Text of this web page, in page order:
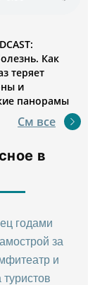
Как
теряет
и
панорамы
См все
в